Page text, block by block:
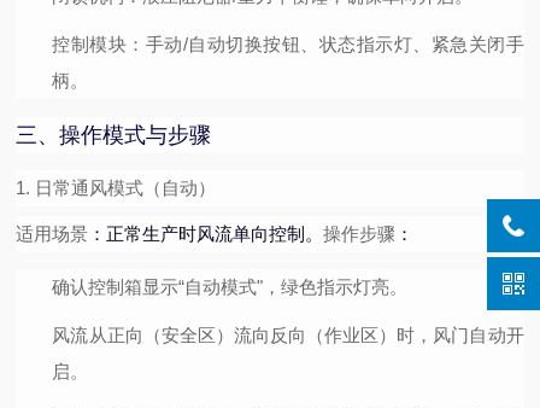
控制模块：手动/自动切换按钮、状态指示灯、紧急关闭手
柄。
三、操作模式与步骤
1. 日常通风模式（自动）
适用场景 ：正常生产时风流单向控制。操作步骤 ：
确认控制箱显示“自动模式"，绿色指示灯亮。
风流从正向（安全区）流向反向（作业区）时，风门自动开
启。